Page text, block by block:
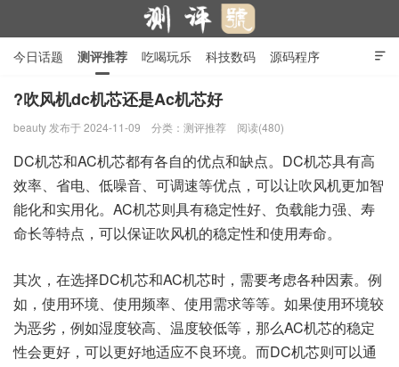

今日话题 测评推荐 吃喝玩乐 科技数码 源码程序
行业产品 在线投稿 隐私政策
?吹风机dc机芯还是Ac机芯好
beauty 发布于 2024-11-09 分类： 测评推荐 阅读(480)
DC机芯和AC机芯都有各自的优点和缺点。DC机芯具有高
效率、省电、低噪音、可调速等优点，可以让吹风机更加智
能化和实用化。AC机芯则具有稳定性好、负载能力强、寿
命长等特点，可以保证吹风机的稳定性和使用寿命。
其次，在选择DC机芯和AC机芯时，需要考虑各种因素。例
如，使用环境、使用频率、使用需求等等。如果使用环境较
为恶劣，例如湿度较高、温度较低等，那么AC机芯的稳定
性会更好，可以更好地适应不良环境。而DC机芯则可以通